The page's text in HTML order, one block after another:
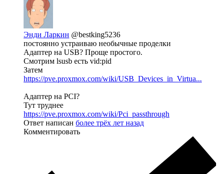
Энди Ларкин @bestking5236
постоянно устраиваю необычные проделки
Адаптер на USB? Проще простого.
Смотрим lsusb есть vid:pid
Затем
https://pve.proxmox.com/wiki/USB_Devices_in_Virtua...
Адаптер на PCI?
Тут труднее
https://pve.proxmox.com/wiki/Pci_passthrough
Ответ написан более трёх лет назад
Комментировать